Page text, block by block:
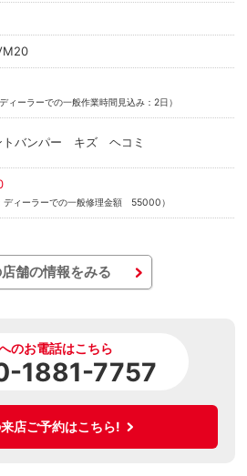
ィーラーでの一般作業時間見込み：2日）
トバンパー キズ ヘコミ
ディーラーでの一般修理金額 55000）
舗の情報をみる
のお電話はこちら
1881-7757
店ご予約はこちら!